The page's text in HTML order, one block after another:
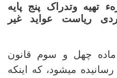
تهیه وتدراک پنج پایه
ریاست عواید غیر
ماده چهل و سوم قانون
میشود، که اینکه